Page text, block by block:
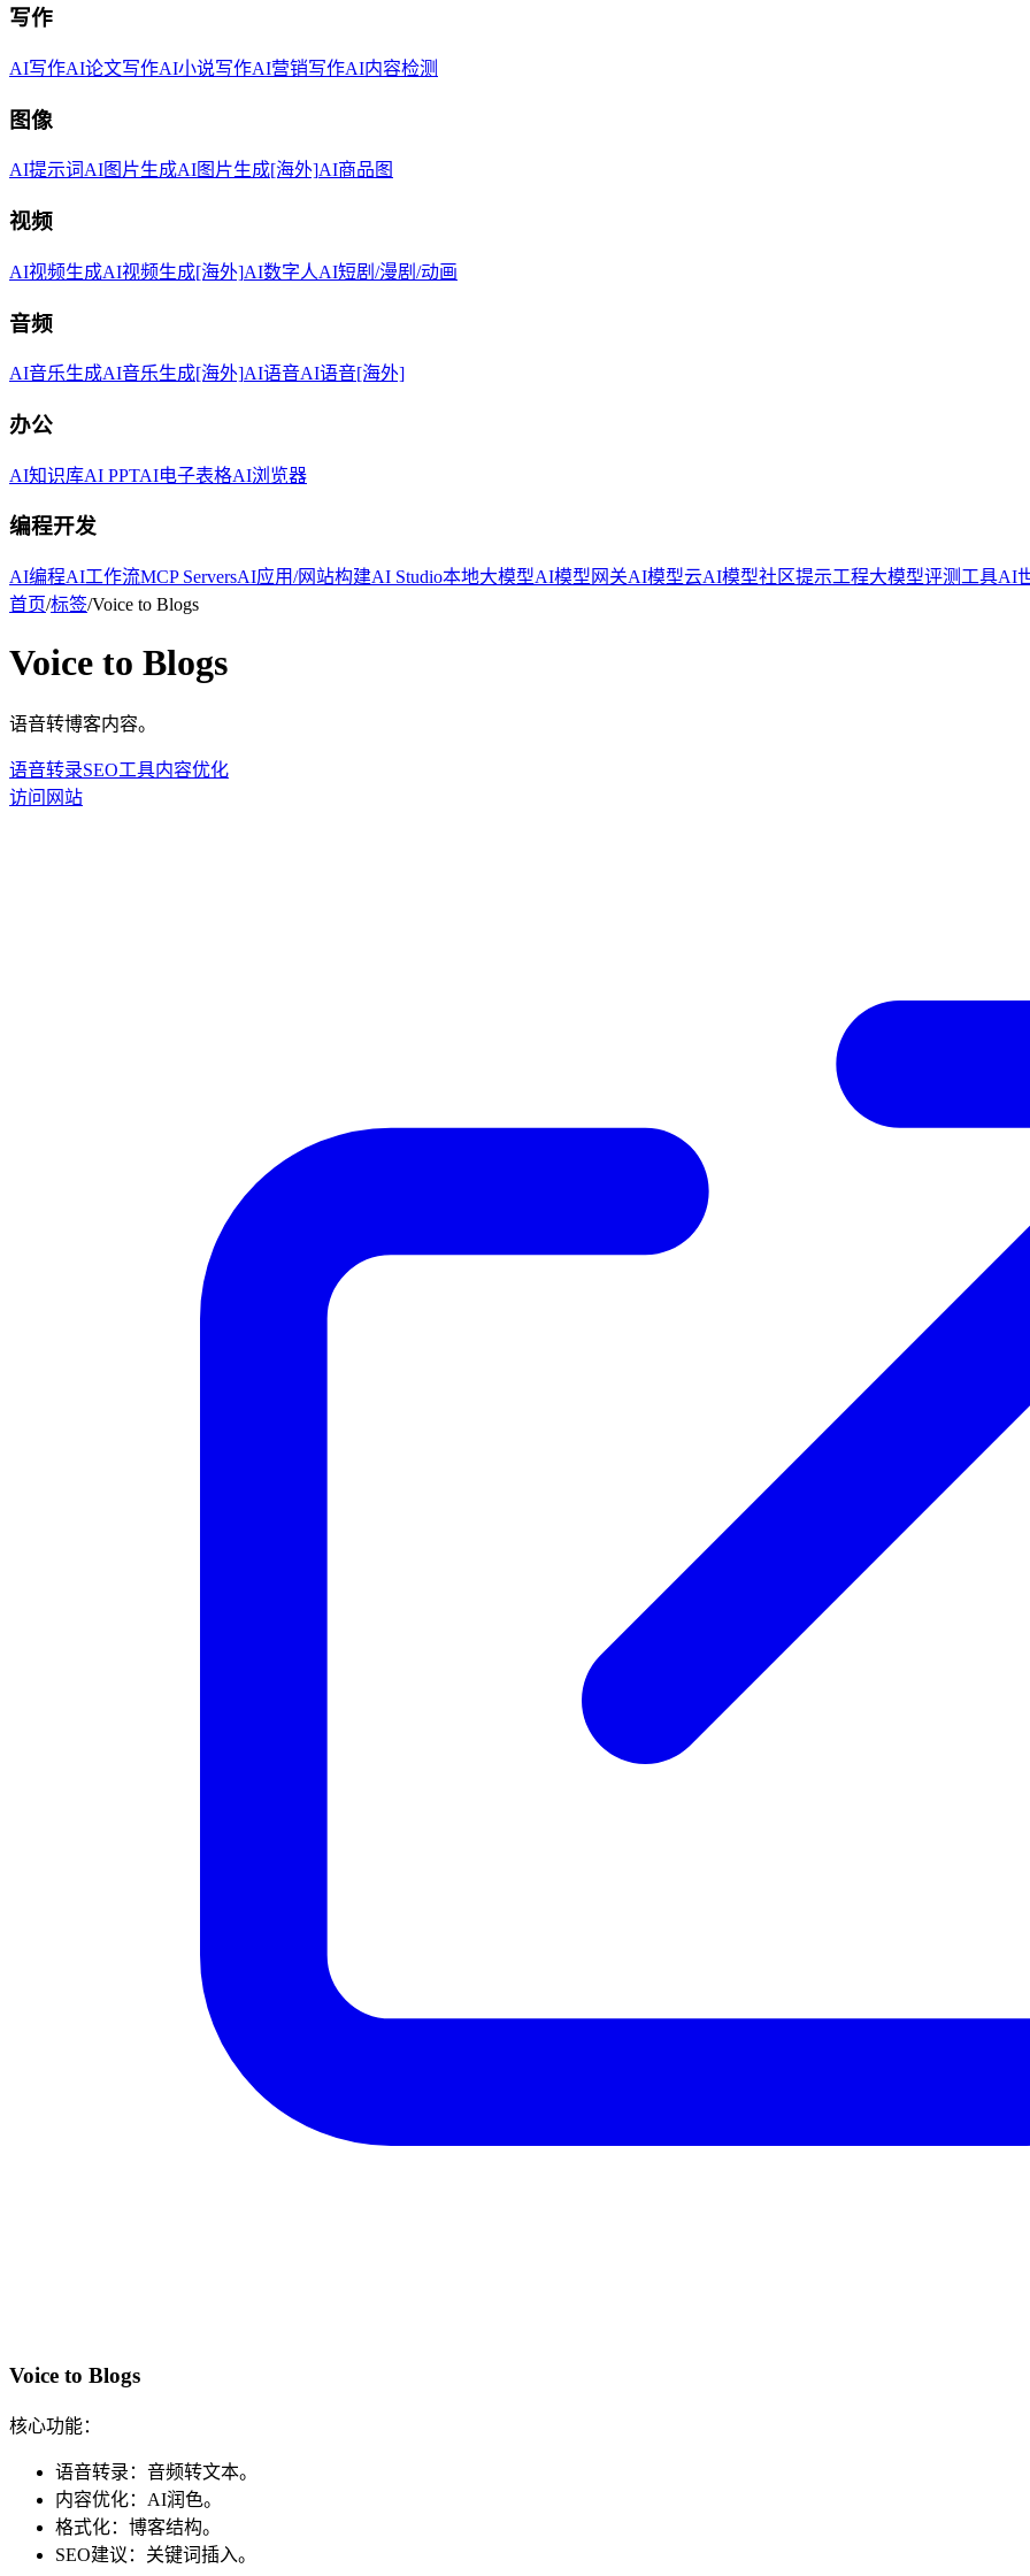
写作
AI写作AI论文写作AI小说写作AI营销写作AI内容检测
图像
AI提示词AI图片生成AI图片生成[海外]AI商品图
视频
AI视频生成AI视频生成[海外]AI数字人AI短剧/漫剧/动画
音频
AI音乐生成AI音乐生成[海外]AI语音AI语音[海外]
办公
AI知识库AI PPTAI电子表格AI浏览器
编程开发
AI编程AI工作流MCP ServersAI应用/网站构建AI Studio本地大模型AI模型网关AI模型云AI模型社区提示工程大模型评测工具AI
首页/标签/Voice to Blogs
Voice to Blogs
语音转博客内容。
语音转录SEO工具内容优化
访问网站
Voice to Blogs
核心功能：
语音转录：音频转文本。
内容优化：AI润色。
格式化：博客结构。
SEO建议：关键词插入。